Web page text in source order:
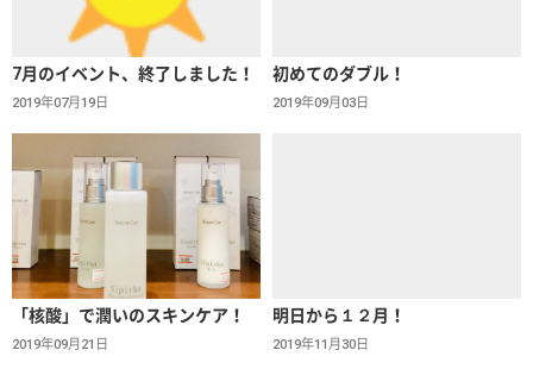
7月のイベント、終了しました！
2019年07月19日
初めてのダブル！
2019年09月03日
「核酸」で潤いのスキンケア！
2019年09月21日
明日から１２月！
2019年11月30日